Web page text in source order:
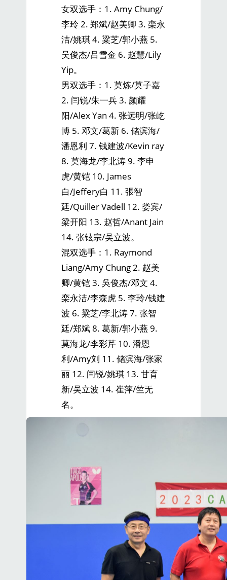
女双选手：1. Amy Chung/
李玲 2. 郑斌/赵美卿 3. 栾永
洁/姚琪 4. 粱芝/郭小燕 5.
吴俊杰/吕雪金 6. 赵慧/Lily
Yip。
男双选手：1. 莫炼/莫子嘉
2. 闫锐/朱一兵 3. 颜耀
阳/Alex Yan 4. 张远明/张屹
博 5. 邓文/葛新 6. 储滨海/
潘恩利 7. 钱建波/Kevin ray
8. 莫海龙/李北涛 9. 李申
虎/黄铠 10. James
白/Jeffery白 11. 張智
廷/Quiller Vadell 12. 娄宾/
梁开阳 13. 赵哲/Anant Jain
14. 张铉宗/吴立波。
混双选手：1. Raymond
Liang/Amy Chung 2. 赵美
卿/黄铠 3. 吳俊杰/邓文 4.
栾永洁/李森虎 5. 李玲/钱建
波 6. 粱芝/李北涛 7. 张智
廷/郑斌 8. 葛新/郭小燕 9.
莫海龙/李彩芹 10. 潘恩
利/Amy刘 11. 储滨海/张家
丽 12. 闫锐/姚琪 13. 甘育
新/吴立波 14. 崔萍/竺无
名。